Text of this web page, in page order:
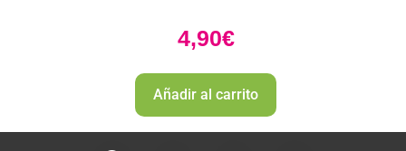
4,90€
Añadir al carrito